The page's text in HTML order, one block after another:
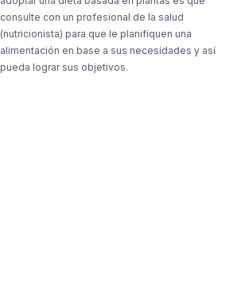
consulte con un profesional de la salud
(nutricionista) para que le planifiquen una
alimentación en base a sus necesidades y así
pueda lograr sus objetivos.